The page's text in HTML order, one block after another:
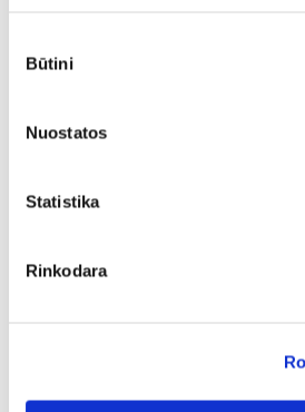
pasirinkimas
Būtini
Nuostatos
Statistika
Rinkodara
Į krepšelį